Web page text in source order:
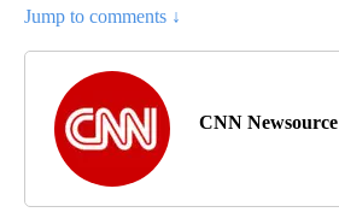
Jump to comments ↓
CNN Newsource